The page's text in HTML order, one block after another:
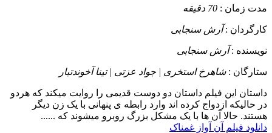
مدت زمان : 70 دقیقه
کارگردان :آرش سنجابی
نویسنده :آرش سنجابی
ستارگان :شاهرخ استخری | جواد عزتی | تینا آخوندتبار
داستان این فیلم داستان دو دوست قدیمی را روایت میکند که هردو
در حالیکه ازدواج کرده اند وارد رابطه ی پنهانی با یک زن دیگر
هستند. حالا آن ها با یک مشکل بزرگ روبرو میشوند که ......
دانلود فیلم آن آواز غمناک